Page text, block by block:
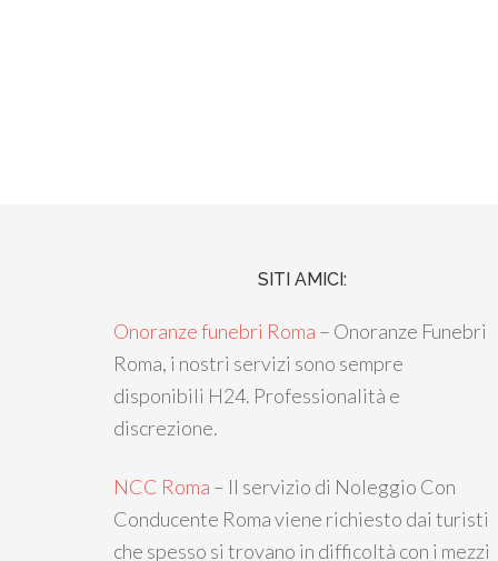
SITI AMICI:
Onoranze funebri Roma – Onoranze Funebri
Roma, i nostri servizi sono sempre
disponibili H24. Professionalità e
discrezione.
NCC Roma – Il servizio di Noleggio Con
Conducente Roma viene richiesto dai turisti
che spesso si trovano in difficoltà con i mezzi